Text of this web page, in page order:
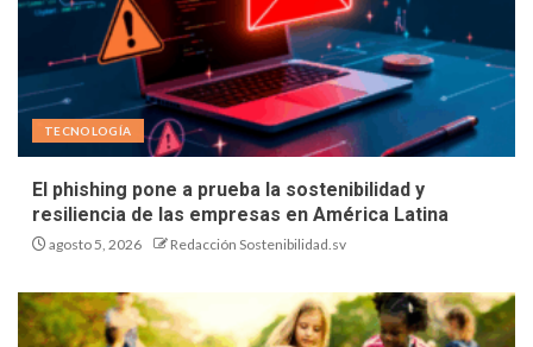
TECNOLOGÍA
El phishing pone a prueba la sostenibilidad y
resiliencia de las empresas en América Latina
agosto 5, 2026 Redacción Sostenibilidad.sv